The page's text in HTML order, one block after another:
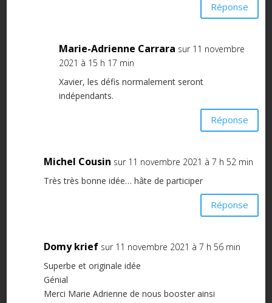
Réponse
Marie-Adrienne Carrara sur 11 novembre
2021 à 15 h 17 min
Xavier, les défis normalement seront
indépendants.
Réponse
Michel Cousin sur 11 novembre 2021 à 7 h 52 min
Très très bonne idée… hâte de participer
Réponse
Domy krief sur 11 novembre 2021 à 7 h 56 min
Superbe et originale idée
Génial
Merci Marie Adrienne de nous booster ainsi